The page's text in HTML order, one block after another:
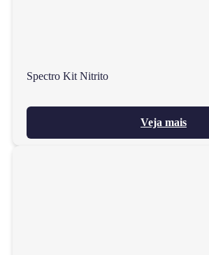
Spectro Kit Nitrito
Veja mais